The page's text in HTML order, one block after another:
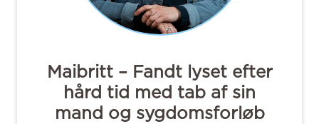
Maibritt – Fandt lyset efter
hård tid med tab af sin
mand og sygdomsforløb